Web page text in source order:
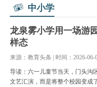
中小学
龙泉雾小学用一场游
样态
来源：教育头条 | 时间：2026-06-
导读：六一儿童节当天，门头沟
文艺汇演，而是将整个校园变成